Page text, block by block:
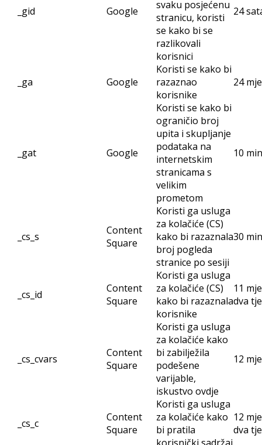
_gid Google
svaku posjećenu
stranicu, koristi
se kako bi se
razlikovali
korisnici
24
_ga Google
Koristi se kako bi
razaznao
korisnike
24
_gat Google
Koristi se kako bi
ograničio broj
upita i skupljanje
podataka na
internetskim
stranicama s
velikim
prometom
10
_cs_s
Content
Square
Koristi ga usluga
za kolačiće (CS)
kako bi razaznala
broj pogleda
stranice po sesiji
30
_cs_id
Content
Square
Koristi ga usluga
za kolačiće (CS)
kako bi razaznala
korisnike
11
dva
_cs_cvars
Content
Square
Koristi ga usluga
za kolačiće kako
bi zabilježila
podešene
varijable,
iskustvo ovdje
12
_cs_c
Content
Square
Koristi ga usluga
za kolačiće kako
bi pratila
12
dva